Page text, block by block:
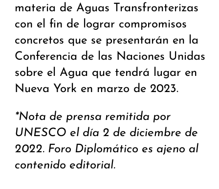
materia de Aguas Transfronterizas
con el fin de lograr compromisos
concretos que se presentarán en la
Conferencia de las Naciones Unidas
sobre el Agua que tendrá lugar en
Nueva York en marzo de 2023.
*Nota de prensa remitida por
UNESCO el día 2 de diciembre de
2022. Foro Diplomático es ajeno al
contenido editorial.